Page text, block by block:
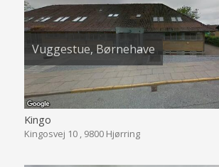
Vuggestue, Børnehave
Kingo
Kingosvej 10 , 9800 Hjørring